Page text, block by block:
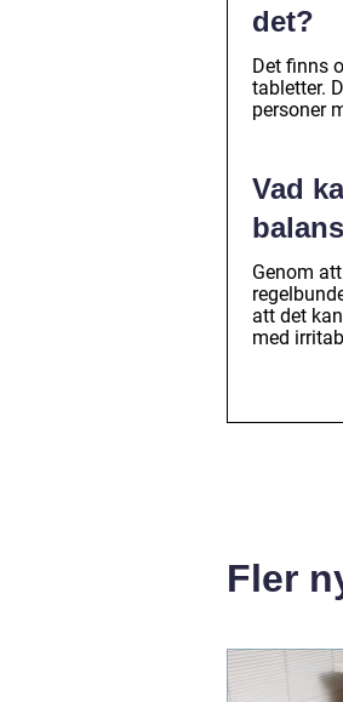
det?
Det finns
tabletter.
personer
Vad
Genom
att det
med
Fler